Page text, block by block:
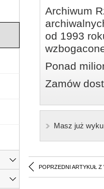
Archiwum
od 1993
Ponad
Zamów
Masz już
POPRZEDNI ARTYKUŁ Z